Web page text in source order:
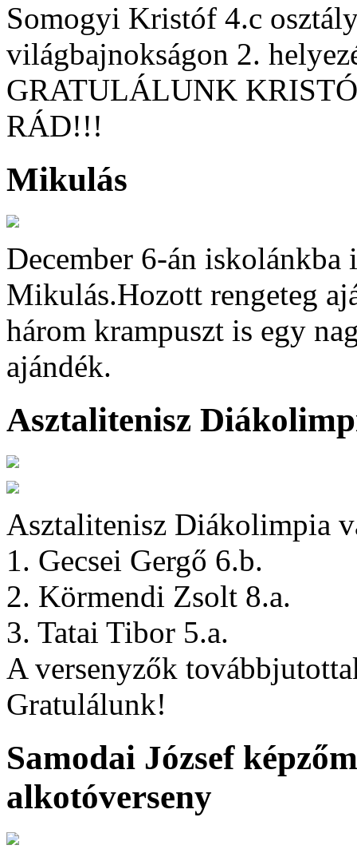
Somogyi Kristóf 4.c
világbajnokságon 2.
GRATULÁLUNK
RÁD!!!
Mikulás
December 6-án iskolánkba
Mikulás.Hozott rengeteg
három krampuszt is egy
ajándék.
Asztalitenisz
Asztalitenisz Diákolimpia
1. Gecsei Gergő 6.b.
2. Körmendi Zsolt 8.a.
3. Tatai Tibor 5.a.
A versenyzők
Gratulálunk!
Samodai József
alkotóverseny